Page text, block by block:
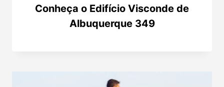
Conheça o Edifício Visconde de
Albuquerque 349